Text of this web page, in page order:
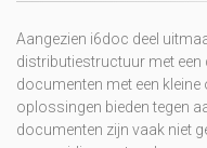
Aangezien i6doc deel
distributiestructuur met een
documenten met een
oplossingen bieden tegen
documenten zijn vaak niet